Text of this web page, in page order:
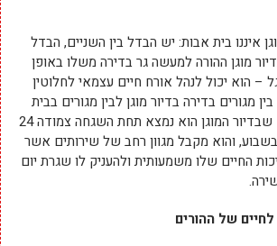
איננו בית אבות: יש הבדל בין השניים, הבדל
מוגן ההורה למעשה גר בדירה משלו באופן
– הוא יכול לנהל אורח חיים עצמאי לחלוטין
מגורים בדירה בדיור מוגן לבין מגורים בבית
הפרטי של ההורה הוא שבדיור המוגן הוא נמצא תחת השגחה צמודה 24
7 ימים בשבוע, והוא מקבל מגוון רחב של שירותים אשר
החיים שלו משמעותית ולהעניק לו שגרת יום
של ההורים